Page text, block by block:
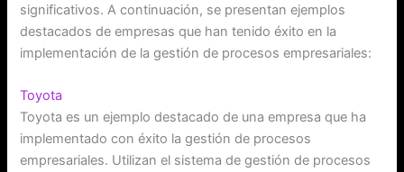
significativos. A continuación, se presentan ejemplos
destacados de empresas que han tenido éxito en la
implementación de la gestión de procesos empresariales:
Toyota
Toyota es un ejemplo destacado de una empresa que ha
implementado con éxito la gestión de procesos
empresariales. Utilizan el sistema de gestión de procesos